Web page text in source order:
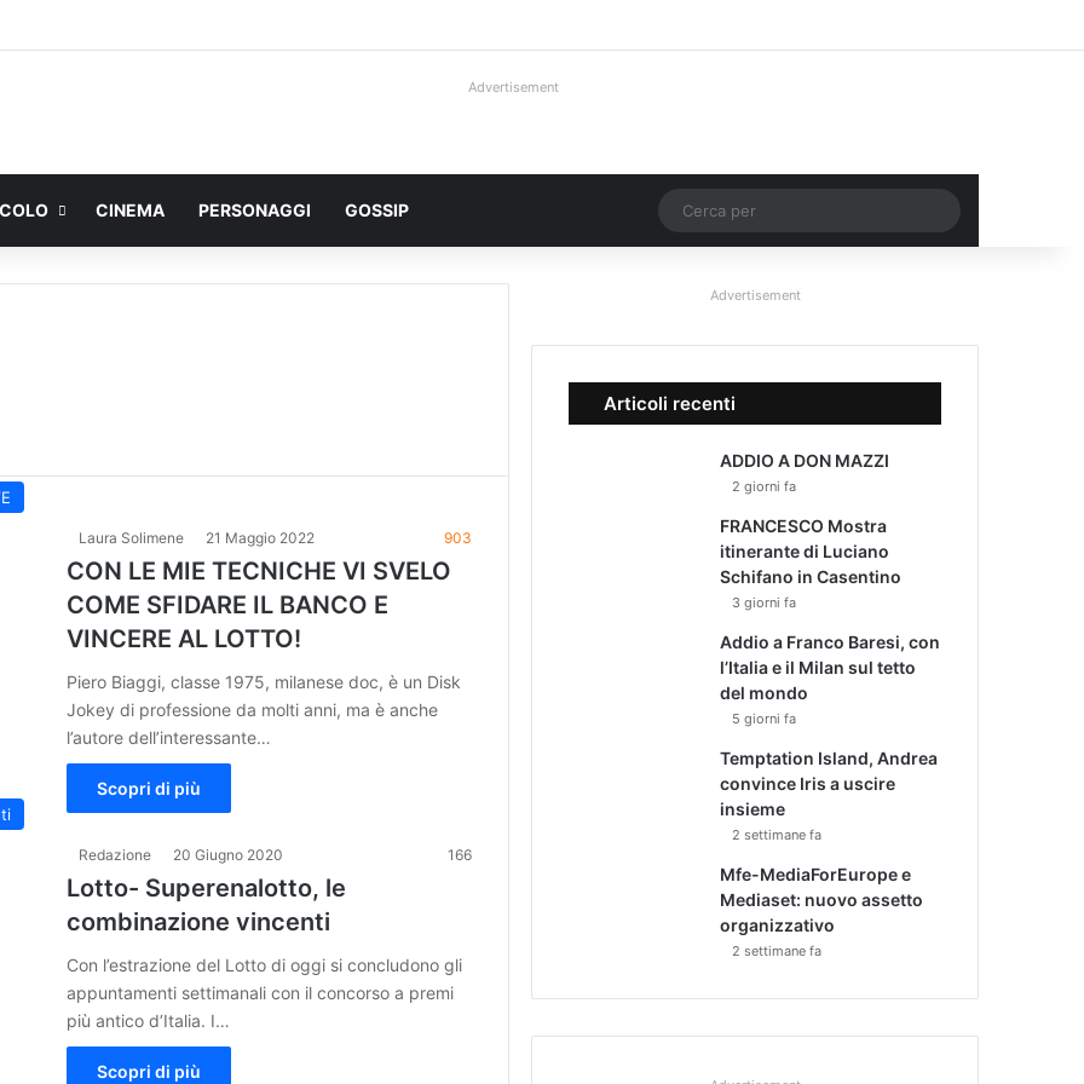
Advertisement
CINEMA PERSONAGGI GOSSIP Un articolo a caso
per
Laura Solimene 21 Maggio 2022 903
CON LE MIE TECNICHE VI SVELO
COME SFIDARE IL BANCO E
VINCERE AL LOTTO!
Piero Biaggi, classe 1975, milanese doc, è un Disk
Jokey di professione da molti anni, ma è anche
l’autore dell’interessante…
Scopri di più
Redazione 20 Giugno 2020 166
Lotto- Superenalotto, le
combinazione vincenti
Con l’estrazione del Lotto di oggi si concludono gli
appuntamenti settimanali con il concorso a premi
più antico d’Italia. I…
Scopri di più
Advertisement
Articoli recenti
ADDIO A DON MAZZI
2 giorni fa
FRANCESCO Mostra
itinerante di Luciano
Schifano in Casentino
3 giorni fa
Addio a Franco Baresi, con
l’Italia e il Milan sul tetto
del mondo
5 giorni fa
Temptation Island, Andrea
convince Iris a uscire
insieme
2 settimane fa
Mfe-MediaForEurope e
Mediaset: nuovo assetto
organizzativo
2 settimane fa